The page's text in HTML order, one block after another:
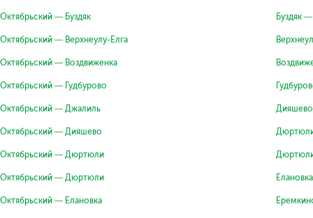
Октябрьский — Буздяк
Октябрьский — Верхнеулу-Елга
Октябрьский — Воздвиженка
Октябрьский — Гудбурово
Октябрьский — Джалиль
Октябрьский — Дияшево
Октябрьский — Дюртюли
Октябрьский — Дюртюли
Октябрьский — Елановка
Буздяк